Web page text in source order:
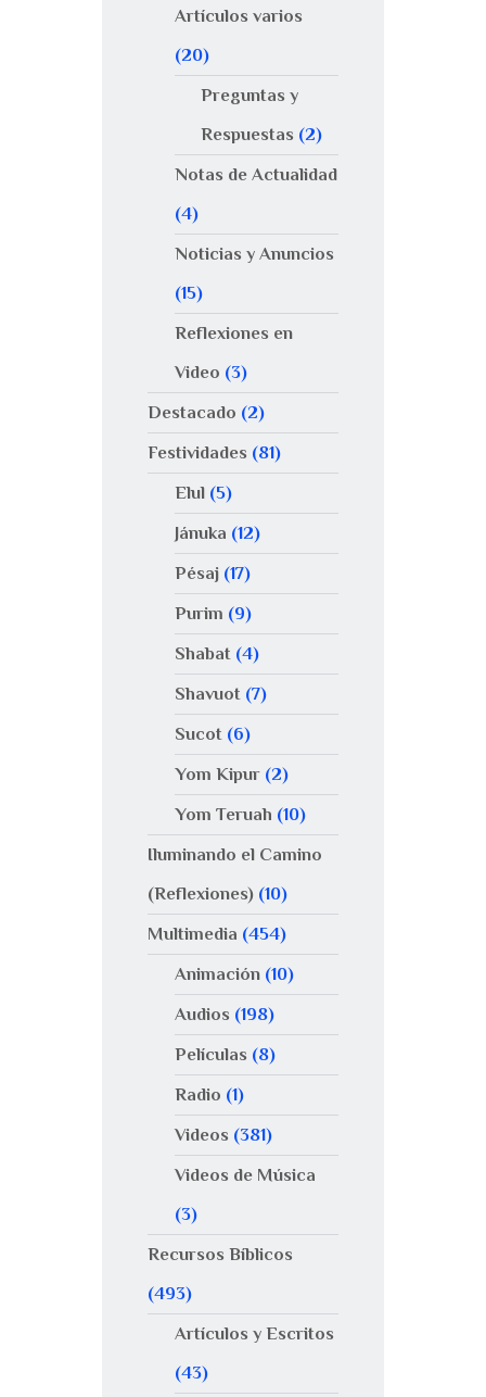
Artículos varios
(20)
Preguntas y
Respuestas (2)
Notas de Actualidad
(4)
Noticias y Anuncios
(15)
Reflexiones en
Video (3)
Destacado (2)
Festividades (81)
Elul(5)
Jánuka (12)
Pésaj(17)
Purim (9)
Shabat(4)
Shavuot(7)
Sucot(6)
Yom Kipur(2)
Yom Teruah (10)
Iluminando el Camino
(Reflexiones) (10)
Multimedia (454)
Animación(10)
Audios (198)
Películas (8)
Radio (1)
Videos (381)
Videos de Música
(3)
Recursos Bíblicos
(493)
Artículos y Escritos
(43)